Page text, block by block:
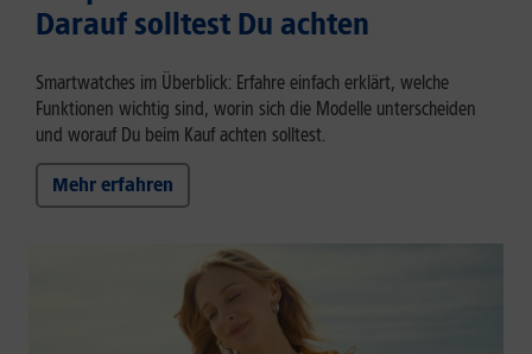
Darauf solltest Du achten
Smartwatches im Überblick: Erfahre einfach erklärt, welche
Funktionen wichtig sind, worin sich die Modelle unterscheiden
und worauf Du beim Kauf achten solltest.
Mehr erfahren